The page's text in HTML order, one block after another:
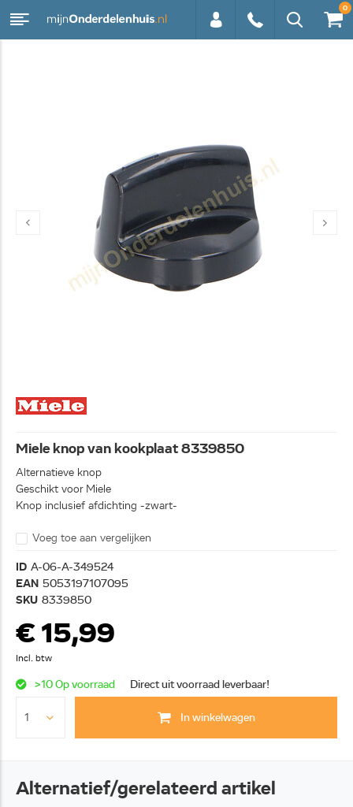
0
Miele knop van kookplaat 8339850
Alternatieve knop
Geschikt voor Miele
Knop inclusief afdichting -zwart-
Voeg toe aan vergelijken
ID A-06-A-349524
EAN 5053197107095
SKU 8339850
€ 15,99
Incl. btw
>10 Op voorraad Direct uit voorraad leverbaar!
In winkelwagen
Alternatief/gerelateerd artikel